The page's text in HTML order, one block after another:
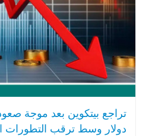
دولار وسط ترقب التطورات